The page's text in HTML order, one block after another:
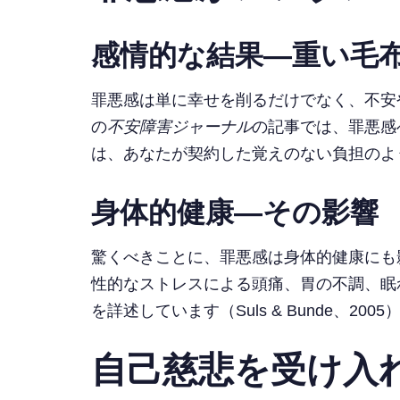
感情的な結果—重い毛
罪悪感は単に幸せを削るだけでなく、不
の不安障害ジャーナルの記事では、罪悪
は、あなたが契約した覚えのない負担の
身体的健康—その影響
驚くべきことに、罪悪感は身体的健康に
性的なストレスによる頭痛、胃の不調、
を詳述しています（Suls & Bunde、2005
自己慈悲を受け入